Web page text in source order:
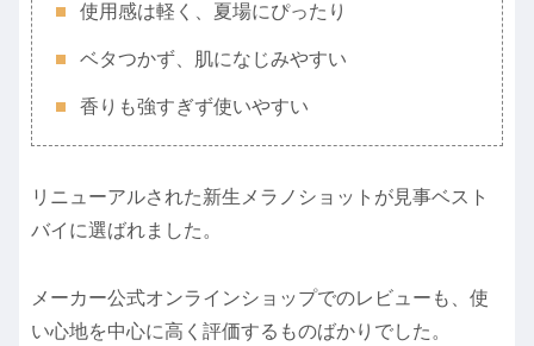
使用感は軽く、夏場にぴったり
ベタつかず、肌になじみやすい
香りも強すぎず使いやすい
リニューアルされた新生メラノショットが見事ベスト
バイに選ばれました。
メーカー公式オンラインショップでのレビューも、使
い心地を中心に高く評価するものばかりでした。